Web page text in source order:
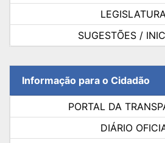
SUGESTÕES /
Informação para o Cidadão
PORTAL DA
DIÁRIO